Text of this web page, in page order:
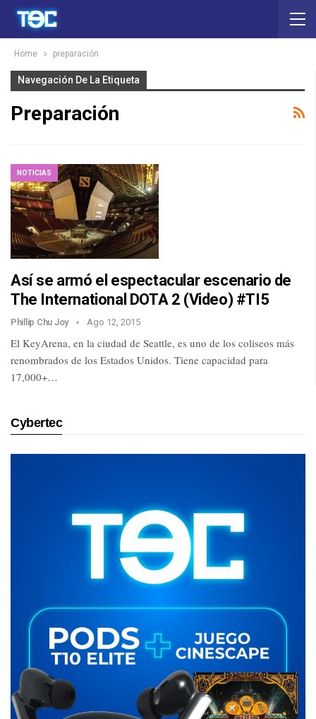
Home preparación
Navegación De La Etiqueta
Preparación
NOTICIAS
Así se armó el espectacular escenario de
The International DOTA 2 (Video) #TI5
Phillip Chu Joy Ago 12, 2015
El KeyArena, en la ciudad de Seattle, es uno de los coliseos más
renombrados de los Estados Unidos. Tiene capacidad para
17,000+…
Cybertec